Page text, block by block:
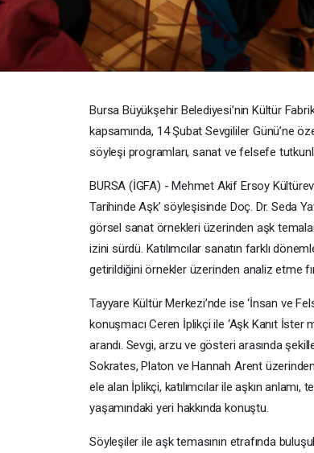
Bursa Büyükşehir Belediyesi’nin Kültür
kapsamında, 14 Şubat Sevgililer Günü’ne
söyleşi programları, sanat ve felsefe
BURSA (İGFA) - Mehmet Akif Ersoy
Tarihinde Aşk’ söyleşisinde Doç. Dr. Seda
görsel sanat örnekleri üzerinden aşk
izini sürdü. Katılımcılar sanatın farklı
getirildiğini örnekler üzerinden analiz etme
Tayyare Kültür Merkezi’nde ise ‘İnsan ve
konuşmacı Ceren İplikçi ile ‘Aşk Kanıt İster
arandı. Sevgi, arzu ve gösteri arasında
Sokrates, Platon ve Hannah Arent
ele alan İplikçi, katılımcılar ile aşkın anlamı,
yaşamındaki yeri hakkında konuştu.
Söyleşiler ile aşk temasının etrafında